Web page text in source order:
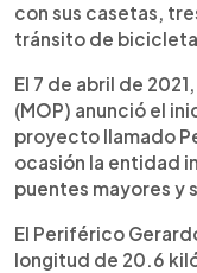
con sus casetas,
tránsito de
El 7 de abril de
(MOP) anunció el
proyecto llamado
ocasión la entidad
puentes mayores y
El Periférico
longitud de 20.6